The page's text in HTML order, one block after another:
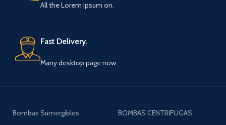
All the Lorem Ipsum on.
Fast Delivery.
Many desktop page now.
Bombas Sumergibles
BOMBAS CENTRIFUGAS